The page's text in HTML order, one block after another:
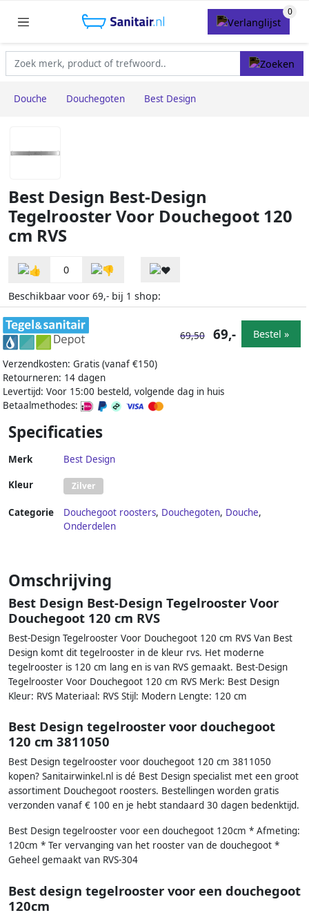
Douche Douchegoten Best Design
Best Design Best-Design
Tegelrooster Voor Douchegoot 120
cm RVS
0
Beschikbaar voor 69,- bij 1 shop:
Verzendkosten: Gratis (vanaf €150)
Retourneren: 14 dagen
Levertijd: Voor 15:00 besteld, volgende dag in huis
Betaalmethodes:
69,50 69,- Bestel »
Specificaties
Merk Best Design
Kleur Zilver
Categorie Douchegoot roosters, Douchegoten, Douche,
Onderdelen
Omschrijving
Best Design Best-Design Tegelrooster Voor
Douchegoot 120 cm RVS
Best-Design Tegelrooster Voor Douchegoot 120 cm RVS Van Best
Design komt dit tegelrooster in de kleur rvs. Het moderne
tegelrooster is 120 cm lang en is van RVS gemaakt. Best-Design
Tegelrooster Voor Douchegoot 120 cm RVS Merk: Best Design
Kleur: RVS Materiaal: RVS Stijl: Modern Lengte: 120 cm
Best Design tegelrooster voor douchegoot
120 cm 3811050
Best Design tegelrooster voor douchegoot 120 cm 3811050
kopen? Sanitairwinkel.nl is dé Best Design specialist met een groot
assortiment Douchegoot roosters. Bestellingen worden gratis
verzonden vanaf € 100 en je hebt standaard 30 dagen bedenktijd.
Best Design tegelrooster voor een douchegoot 120cm * Afmeting:
120cm * Ter vervanging van het rooster van de douchegoot *
Geheel gemaakt van RVS-304
Best design tegelrooster voor een douchegoot
120cm